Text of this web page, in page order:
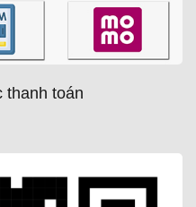
thanh toán